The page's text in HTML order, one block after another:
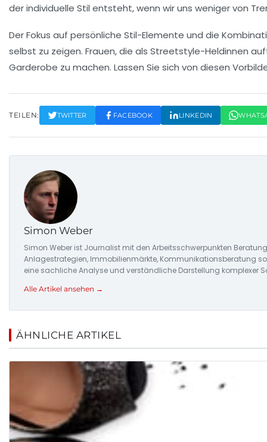
der individuelle Stil entsteht, wenn wir uns weniger von
Der Fokus auf persönliche Stil-Elemente und die
selbst zu zeigen. Frauen, die als Streetstyle-Heldinnen
Garderobe zu machen. Lassen Sie sich von diesen
TEILEN: TWITTER FACEBOOK LINKEDIN
Simon Weber
Simon Weber ist Journalist mit den Arbeitsschwerpunkten
Anlagestrategien, Immobilienmärkte, Kommunikationsberatung
eine sachliche Analyse und verständliche Darstellung komplexer
Alle Artikel ansehen →
ÄHNLICHE ARTIKEL